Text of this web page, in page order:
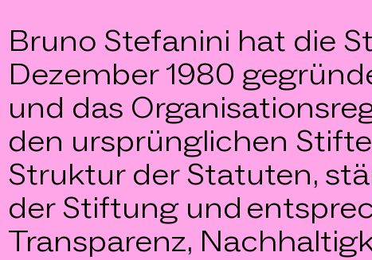
Bruno Stefanini hat die
Dezember 1980
und das
den ursprünglichen
Struktur der Statuten,
der Stiftung und
Transparenz,